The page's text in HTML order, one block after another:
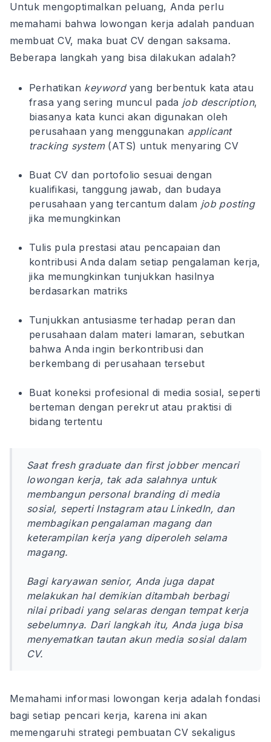
Untuk mengoptimalkan peluang, Anda perlu
memahami bahwa lowongan kerja adalah panduan
membuat CV, maka buat CV dengan saksama.
Beberapa langkah yang bisa dilakukan adalah?
Perhatikan keywordyang berbentuk kata atau
frasa yang sering muncul pada job description,
biasanya kata kunci akan digunakan oleh
perusahaan yang menggunakan applicant
tracking system(ATS) untuk menyaring CV
Buat CV dan portofolio sesuai dengan
kualifikasi, tanggung jawab, dan budaya
perusahaan yang tercantum dalam job posting
jika memungkinkan
Tulis pula prestasi atau pencapaian dan
kontribusi Anda dalam setiap pengalaman kerja,
jika memungkinkan tunjukkan hasilnya
berdasarkan matriks
Tunjukkan antusiasme terhadap peran dan
perusahaan dalam materi lamaran, sebutkan
bahwa Anda ingin berkontribusi dan
berkembang di perusahaan tersebut
Buat koneksi profesional di media sosial, seperti
berteman dengan perekrut atau praktisi di
bidang tertentu
Saat fresh graduatedan first jobbermencari
lowongan kerja, tak ada salahnya untuk
membangun personal brandingdi media
sosial, seperti Instagram atau LinkedIn, dan
membagikan pengalaman magang dan
keterampilan kerja yang diperoleh selama
magang.
Bagi karyawan senior, Anda juga dapat
melakukan hal demikian ditambah berbagi
nilai pribadi yang selaras dengan tempat kerja
sebelumnya. Dari langkah itu, Anda juga bisa
menyematkan tautan akun media sosial dalam
CV.
Memahami informasi lowongan kerja adalah fondasi
bagi setiap pencari kerja, karena ini akan
memengaruhi strategi pembuatan CV sekaligus